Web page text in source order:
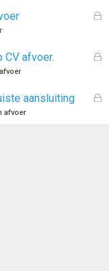
oG
n
G
CV afvoer.
G
aansluiting
afvoer